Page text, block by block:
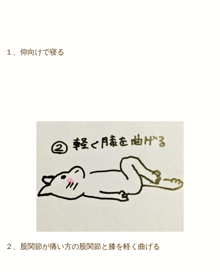
１、仰向けで寝る
２、股関節が痛い方の股関節と膝を軽く曲げる